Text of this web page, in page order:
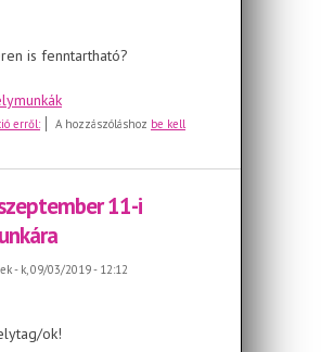
is fenntartható?
erről:Meghívó októberi műhelymunkára
A hozzászóláshoz be kell
11-i
- k, 09/03/2019 - 12:12
ok!